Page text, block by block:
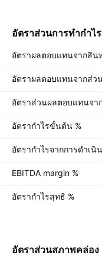
อัตราส่วนการทำกำไร
อัตรากำไรขั้นต้น %
EBITDA margin %
อัตรากำไรสุทธิ %
อัตราส่วนสภาพคล่อง